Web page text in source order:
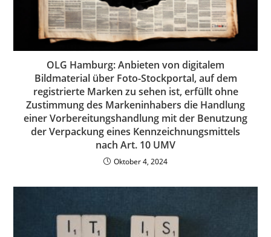
OLG Hamburg: Anbieten von digitalem
Bildmaterial über Foto-Stockportal, auf dem
registrierte Marken zu sehen ist, erfüllt ohne
Zustimmung des Markeninhabers die Handlung
einer Vorbereitungshandlung mit der Benutzung
der Verpackung eines Kennzeichnungsmittels
nach Art. 10 UMV
Oktober 4, 2024